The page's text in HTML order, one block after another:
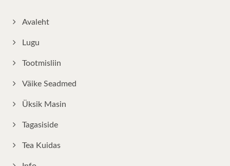
Avaleht
Lugu
Tootmisliin
Väike Seadmed
Üksik Masin
Tagasiside
Tea Kuidas